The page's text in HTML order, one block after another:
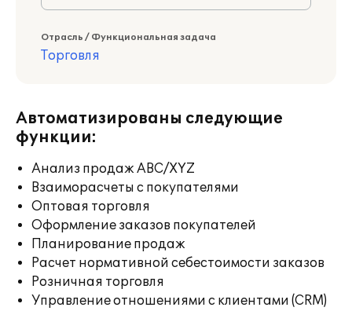
Отрасль / Функциональная задача
Торговля
Автоматизированы следующие
функции:
Анализ продаж ABC/XYZ
Взаиморасчеты с покупателями
Оптовая торговля
Оформление заказов покупателей
Планирование продаж
Расчет нормативной себестоимости заказов
Розничная торговля
Управление отношениями с клиентами (CRM)